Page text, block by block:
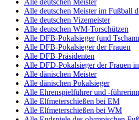
Alle deutschen Meister
Alle deutschen Meister im Fußball
Alle deutschen Vizemeister
Alle deutschen WM-Torschützen
Alle DFB-Pokalsieger (und
Alle DFB-Pokalsieger der Frauen
Alle DFB-Präsidenten
Alle DFD-Pokalsieger der Frauen
Alle dänischen Meister
Alle dänischen Pokalsieger
Alle Ehrenspielführer und -
Alle Elfmeterschießen bei EM
Alle Elfmeterschießen bei WM